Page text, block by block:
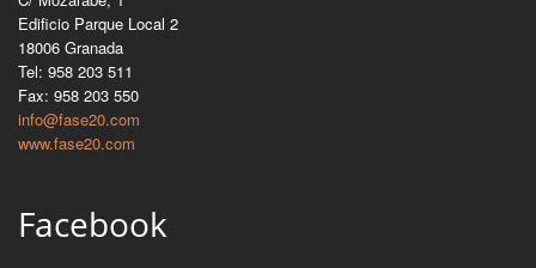
Edificio Parque Local 2
18006 Granada
Tel: 958 203 511
Fax: 958 203 550
info@fase20.com
www.fase20.com
Facebook